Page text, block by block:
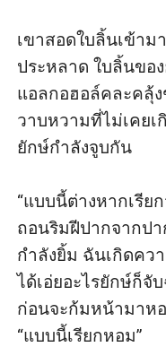
เขาสอดใบลิ้นเข้า
ประหลาด ใบลิ้นขอ
แอลกอฮอล์คละคลุ้
วาบหวามที่ไม่เคย
ยักษ์กำลังจูบกัน
“แบบนี้ต่างหากเรีย
ถอนริมฝีปากจากป
กำลังยิ้ม ฉันเกิดคว
ได้เอ่ยอะไรยักษ์ก็จั
ก่อนจะก้มหน้ามาห
“แบบนี้เรียกหอม”